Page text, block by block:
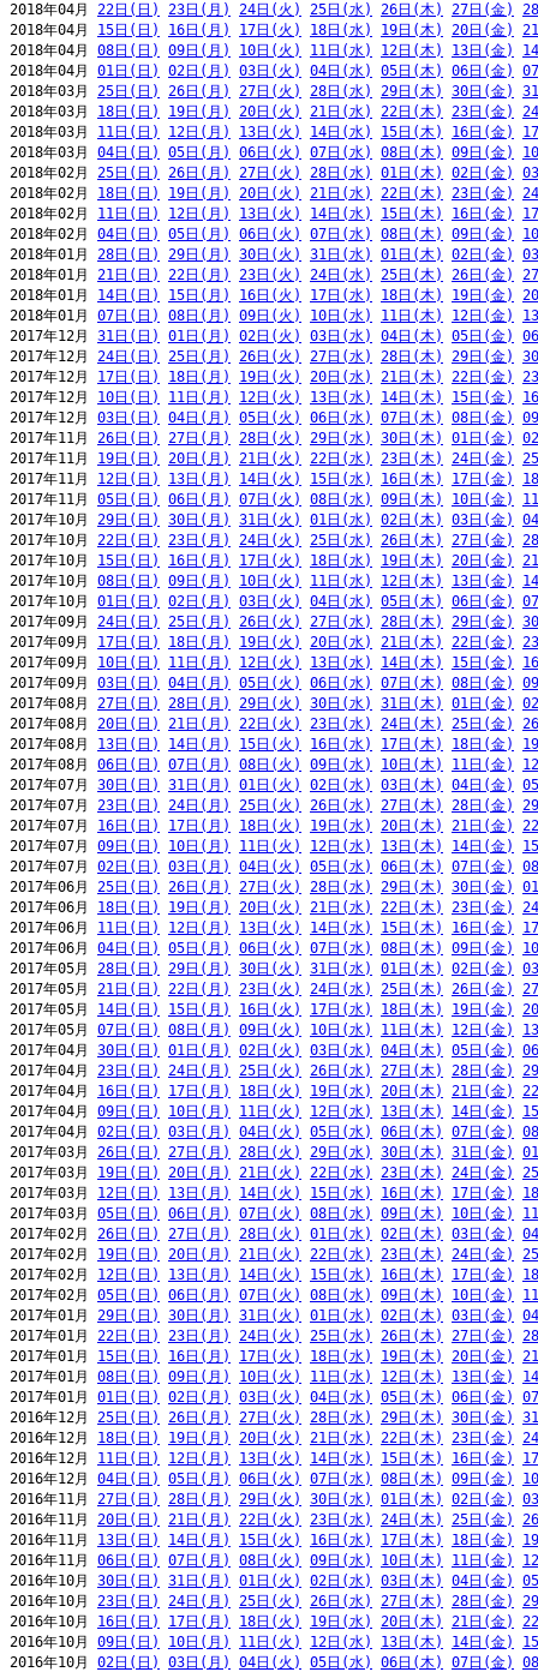
2018年04月 22日(日) 23日(月) 24日(火) 25日(水) 26日(木) 27日(金)
2018年04月 15日(日) 16日(月) 17日(火) 18日(水) 19日(木) 20日(金)
2018年04月 08日(日) 09日(月) 10日(火) 11日(水) 12日(木) 13日(金)
2018年04月 01日(日) 02日(月) 03日(火) 04日(水) 05日(木) 06日(金)
2018年03月 25日(日) 26日(月) 27日(火) 28日(水) 29日(木) 30日(金)
2018年03月 18日(日) 19日(月) 20日(火) 21日(水) 22日(木) 23日(金)
2018年03月 11日(日) 12日(月) 13日(火) 14日(水) 15日(木) 16日(金)
2018年03月 04日(日) 05日(月) 06日(火) 07日(水) 08日(木) 09日(金)
2018年02月 25日(日) 26日(月) 27日(火) 28日(水) 01日(木) 02日(金)
2018年02月 18日(日) 19日(月) 20日(火) 21日(水) 22日(木) 23日(金)
2018年02月 11日(日) 12日(月) 13日(火) 14日(水) 15日(木) 16日(金)
2018年02月 04日(日) 05日(月) 06日(火) 07日(水) 08日(木) 09日(金)
2018年01月 28日(日) 29日(月) 30日(火) 31日(水) 01日(木) 02日(金)
2018年01月 21日(日) 22日(月) 23日(火) 24日(水) 25日(木) 26日(金)
2018年01月 14日(日) 15日(月) 16日(火) 17日(水) 18日(木) 19日(金)
2018年01月 07日(日) 08日(月) 09日(火) 10日(水) 11日(木) 12日(金)
2017年12月 31日(日) 01日(月) 02日(火) 03日(水) 04日(木) 05日(金)
2017年12月 24日(日) 25日(月) 26日(火) 27日(水) 28日(木) 29日(金)
2017年12月 17日(日) 18日(月) 19日(火) 20日(水) 21日(木) 22日(金)
2017年12月 10日(日) 11日(月) 12日(火) 13日(水) 14日(木) 15日(金)
2017年12月 03日(日) 04日(月) 05日(火) 06日(水) 07日(木) 08日(金)
2017年11月 26日(日) 27日(月) 28日(火) 29日(水) 30日(木) 01日(金)
2017年11月 19日(日) 20日(月) 21日(火) 22日(水) 23日(木) 24日(金)
2017年11月 12日(日) 13日(月) 14日(火) 15日(水) 16日(木) 17日(金)
2017年11月 05日(日) 06日(月) 07日(火) 08日(水) 09日(木) 10日(金)
2017年10月 29日(日) 30日(月) 31日(火) 01日(水) 02日(木) 03日(金)
2017年10月 22日(日) 23日(月) 24日(火) 25日(水) 26日(木) 27日(金)
2017年10月 15日(日) 16日(月) 17日(火) 18日(水) 19日(木) 20日(金)
2017年10月 08日(日) 09日(月) 10日(火) 11日(水) 12日(木) 13日(金)
2017年10月 01日(日) 02日(月) 03日(火) 04日(水) 05日(木) 06日(金)
2017年09月 24日(日) 25日(月) 26日(火) 27日(水) 28日(木) 29日(金)
2017年09月 17日(日) 18日(月) 19日(火) 20日(水) 21日(木) 22日(金)
2017年09月 10日(日) 11日(月) 12日(火) 13日(水) 14日(木) 15日(金)
2017年09月 03日(日) 04日(月) 05日(火) 06日(水) 07日(木) 08日(金)
2017年08月 27日(日) 28日(月) 29日(火) 30日(水) 31日(木) 01日(金)
2017年08月 20日(日) 21日(月) 22日(火) 23日(水) 24日(木) 25日(金)
2017年08月 13日(日) 14日(月) 15日(火) 16日(水) 17日(木) 18日(金)
2017年08月 06日(日) 07日(月) 08日(火) 09日(水) 10日(木) 11日(金)
2017年07月 30日(日) 31日(月) 01日(火) 02日(水) 03日(木) 04日(金)
2017年07月 23日(日) 24日(月) 25日(火) 26日(水) 27日(木) 28日(金)
2017年07月 16日(日) 17日(月) 18日(火) 19日(水) 20日(木) 21日(金)
2017年07月 09日(日) 10日(月) 11日(火) 12日(水) 13日(木) 14日(金)
2017年07月 02日(日) 03日(月) 04日(火) 05日(水) 06日(木) 07日(金)
2017年06月 25日(日) 26日(月) 27日(火) 28日(水) 29日(木) 30日(金)
2017年06月 18日(日) 19日(月) 20日(火) 21日(水) 22日(木) 23日(金)
2017年06月 11日(日) 12日(月) 13日(火) 14日(水) 15日(木) 16日(金)
2017年06月 04日(日) 05日(月) 06日(火) 07日(水) 08日(木) 09日(金)
2017年05月 28日(日) 29日(月) 30日(火) 31日(水) 01日(木) 02日(金)
2017年05月 21日(日) 22日(月) 23日(火) 24日(水) 25日(木) 26日(金)
2017年05月 14日(日) 15日(月) 16日(火) 17日(水) 18日(木) 19日(金)
2017年05月 07日(日) 08日(月) 09日(火) 10日(水) 11日(木) 12日(金)
2017年04月 30日(日) 01日(月) 02日(火) 03日(水) 04日(木) 05日(金)
2017年04月 23日(日) 24日(月) 25日(火) 26日(水) 27日(木) 28日(金)
2017年04月 16日(日) 17日(月) 18日(火) 19日(水) 20日(木) 21日(金)
2017年04月 09日(日) 10日(月) 11日(火) 12日(水) 13日(木) 14日(金)
2017年04月 02日(日) 03日(月) 04日(火) 05日(水) 06日(木) 07日(金)
2017年03月 26日(日) 27日(月) 28日(火) 29日(水) 30日(木) 31日(金)
2017年03月 19日(日) 20日(月) 21日(火) 22日(水) 23日(木) 24日(金)
2017年03月 12日(日) 13日(月) 14日(火) 15日(水) 16日(木) 17日(金)
2017年03月 05日(日) 06日(月) 07日(火) 08日(水) 09日(木) 10日(金)
2017年02月 26日(日) 27日(月) 28日(火) 01日(水) 02日(木) 03日(金)
2017年02月 19日(日) 20日(月) 21日(火) 22日(水) 23日(木) 24日(金)
2017年02月 12日(日) 13日(月) 14日(火) 15日(水) 16日(木) 17日(金)
2017年02月 05日(日) 06日(月) 07日(火) 08日(水) 09日(木) 10日(金)
2017年01月 29日(日) 30日(月) 31日(火) 01日(水) 02日(木) 03日(金)
2017年01月 22日(日) 23日(月) 24日(火) 25日(水) 26日(木) 27日(金)
2017年01月 15日(日) 16日(月) 17日(火) 18日(水) 19日(木) 20日(金)
2017年01月 08日(日) 09日(月) 10日(火) 11日(水) 12日(木) 13日(金)
2017年01月 01日(日) 02日(月) 03日(火) 04日(水) 05日(木) 06日(金)
2016年12月 25日(日) 26日(月) 27日(火) 28日(水) 29日(木) 30日(金)
2016年12月 18日(日) 19日(月) 20日(火) 21日(水) 22日(木) 23日(金)
2016年12月 11日(日) 12日(月) 13日(火) 14日(水) 15日(木) 16日(金)
2016年12月 04日(日) 05日(月) 06日(火) 07日(水) 08日(木) 09日(金)
2016年11月 27日(日) 28日(月) 29日(火) 30日(水) 01日(木) 02日(金)
2016年11月 20日(日) 21日(月) 22日(火) 23日(水) 24日(木) 25日(金)
2016年11月 13日(日) 14日(月) 15日(火) 16日(水) 17日(木) 18日(金)
2016年11月 06日(日) 07日(月) 08日(火) 09日(水) 10日(木) 11日(金)
2016年10月 30日(日) 31日(月) 01日(火) 02日(水) 03日(木) 04日(金)
2016年10月 23日(日) 24日(月) 25日(火) 26日(水) 27日(木) 28日(金)
2016年10月 16日(日) 17日(月) 18日(火) 19日(水) 20日(木) 21日(金)
2016年10月 09日(日) 10日(月) 11日(火) 12日(水) 13日(木) 14日(金)
2016年10月 02日(日) 03日(月) 04日(火) 05日(水) 06日(木) 07日(金)